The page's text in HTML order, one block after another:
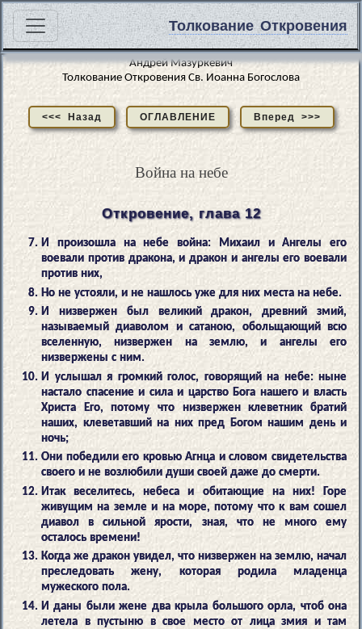
Толкование Откровения
Андрей Мазуркевич
Толкование Откровения Св. Иоанна Богослова
<<< Назад ОГЛАВЛЕНИЕ Вперед >>>
Война на небе
Откровение, глава 12
И произошла на небе война: Михаил и Ангелы его
воевали против дракона, и дракон и ангелы его воевали
против них,
Но не устояли, и не нашлось уже для них места на небе.
И низвержен был великий дракон, древний змий,
называемый диаволом и сатаною, обольщающий всю
вселенную, низвержен на землю, и ангелы его
низвержены с ним.
И услышал я громкий голос, говорящий на небе: ныне
настало спасение и сила и царство Бога нашего и власть
Христа Его, потому что низвержен клеветник братий
наших, клеветавший на них пред Богом нашим день и
ночь;
Они победили его кровью Агнца и словом свидетельства
своего и не возлюбили души своей даже до смерти.
Итак веселитесь, небеса и обитающие на них! Горе
живущим на земле и на море, потому что к вам сошел
диавол в сильной ярости, зная, что не много ему
осталось времени!
Когда же дракон увидел, что низвержен на землю, начал
преследовать жену, которая родила младенца
мужеского пола.
И даны были жене два крыла большого орла, чтоб она
летела в пустыню в свое место от лица змия и там